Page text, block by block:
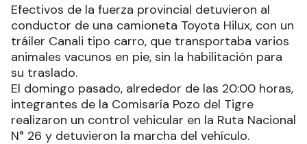
Efectivos de la fuerza provincial detuvieron al
conductor de una camioneta Toyota Hilux, con un
tráiler Canali tipo carro, que transportaba varios
animales vacunos en pie, sin la habilitación para
su traslado.
El domingo pasado, alrededor de las 20:00 horas,
integrantes de la Comisaría Pozo del Tigre
realizaron un control vehicular en la Ruta Nacional
N° 26 y detuvieron la marcha del vehículo.